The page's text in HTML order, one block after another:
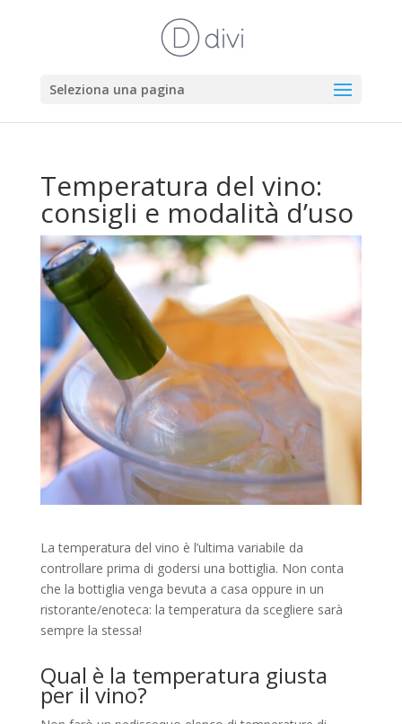
Seleziona una pagina
Temperatura del vino:
consigli e modalità d’uso
La temperatura del vino è l’ultima variabile da
controllare prima di godersi una bottiglia. Non conta
che la bottiglia venga bevuta a casa oppure in un
ristorante/enoteca: la temperatura da scegliere sarà
sempre la stessa!
Qual è la temperatura giusta
per il vino?